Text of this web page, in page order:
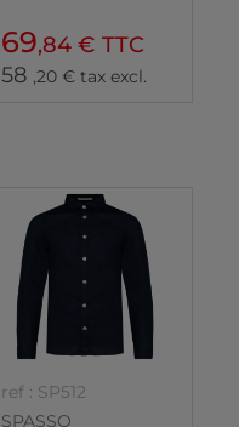
69,84 € TTC
58 ,20 € tax excl.
ref : SP512
SPASSO